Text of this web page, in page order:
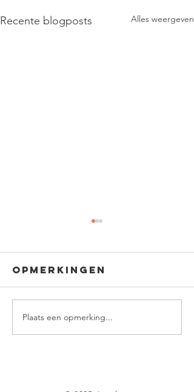
Recente blogposts Alles weergeven
Change your
mindset
Opmerkingen
Plaats een opmerking...